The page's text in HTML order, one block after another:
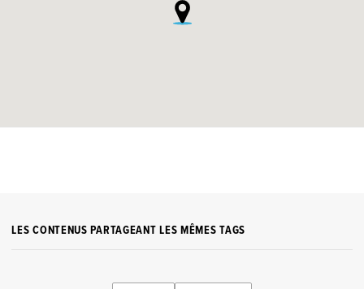
LES CONTENUS PARTAGEANT LES MÊMES TAGS